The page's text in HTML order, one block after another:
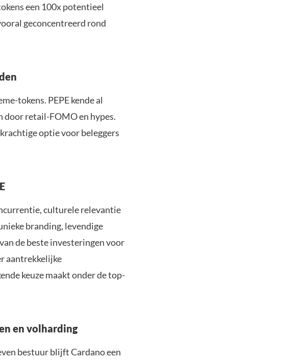
een 100x potentieel
geconcentreerd rond
tokens. PEPE kende al
door retail-FOMO en hypes.
optie voor beleggers
culturele relevantie
branding, levendige
de beste investeringen voor
aantrekkelijke
keuze maakt onder de top-
en volharding
bestuur blijft Cardano een